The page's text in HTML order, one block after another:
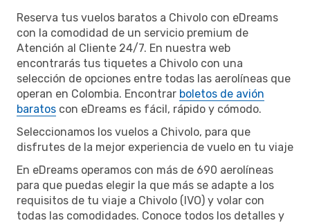
Reserva tus vuelos baratos a Chivolo con eDreams
con la comodidad de un servicio premium de
Atención al Cliente 24/7. En nuestra web
encontrarás tus tiquetes a Chivolo con una
selección de opciones entre todas las aerolíneas que
operan en Colombia. Encontrar boletos de avión
baratos con eDreams es fácil, rápido y cómodo.
Seleccionamos los vuelos a Chivolo, para que
disfrutes de la mejor experiencia de vuelo en tu viaje
En eDreams operamos con más de 690 aerolíneas
para que puedas elegir la que más se adapte a los
requisitos de tu viaje a Chivolo (IVO) y volar con
todas las comodidades. Conoce todos los detalles y